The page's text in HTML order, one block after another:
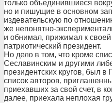
только объединившиеся
но и пишущие в основном
издевательскую по
же непонятно-
и обнимал, прижимал к
патриотический президент.
Но дело в том, что кроме
Сеславинским и другими
президентских кругов, был
список авторов,
приехавших за свой счет, в
далее, приехала неплохая